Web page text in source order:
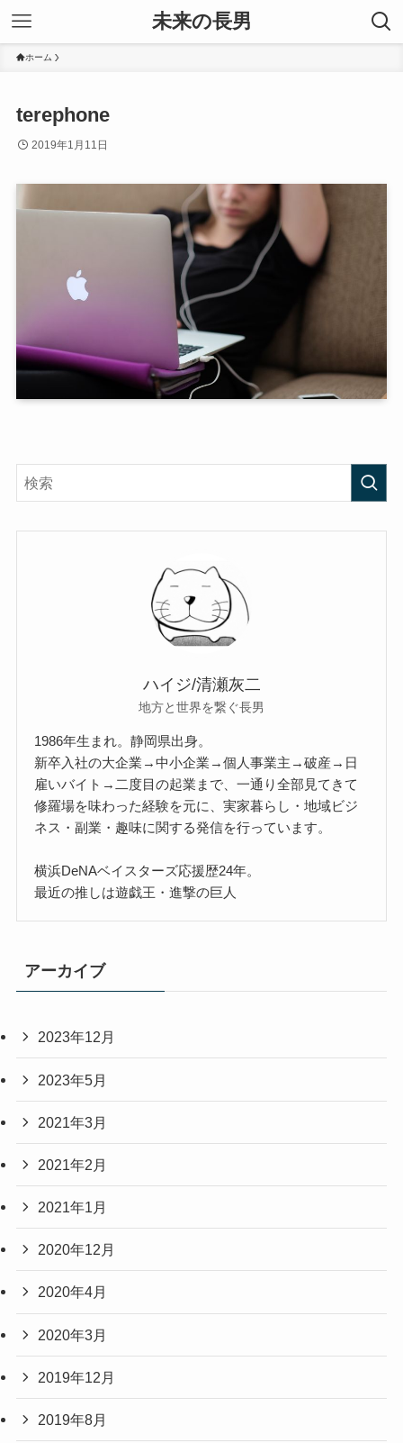
未来の長男
ホーム
terephone
2019年1月11日
ハイジ/清瀬灰二
地方と世界を繋ぐ長男
1986年生まれ。静岡県出身。
新卒入社の大企業→中小企業→個人事業主→破産→日
雇いバイト→二度目の起業まで、一通り全部見てきて
修羅場を味わった経験を元に、実家暮らし・地域ビジ
ネス・副業・趣味に関する発信を行っています。
横浜DeNAベイスターズ応援歴24年。
最近の推しは遊戯王・進撃の巨人
アーカイブ
2023年12月
2023年5月
2021年3月
2021年2月
2021年1月
2020年12月
2020年4月
2020年3月
2019年12月
2019年8月